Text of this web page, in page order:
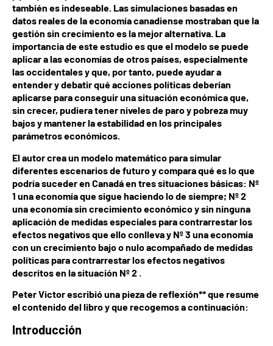
también es indeseable. Las simulaciones basadas en
datos reales de la economía canadiense mostraban que la
gestión sin crecimiento es la mejor alternativa. La
importancia de este estudio es que el modelo se puede
aplicar a las economías de otros países, especialmente
las occidentales y que, por tanto, puede ayudar a
entender y debatir qué acciones políticas deberían
aplicarse para conseguir una situación económica que,
sin crecer, pudiera tener niveles de paro y pobreza muy
bajos y mantener la estabilidad en los principales
parámetros económicos.
El autor crea un modelo matemático para simular
diferentes escenarios de futuro y compara qué es lo que
podría suceder en Canadá en tres situaciones básicas: Nº
1 una economía que sigue haciendo lo de siempre; Nº 2
una economía sin crecimiento económico y sin ninguna
aplicación de medidas especiales para contrarrestar los
efectos negativos que ello conlleva y Nº 3 una economía
con un crecimiento bajo o nulo acompañado de medidas
políticas para contrarrestar los efectos negativos
descritos en la situación Nº 2 .
Peter Victor escribió una pieza de reflexión** que resume
el contenido del libro y que recogemos a continuación:
Introducción